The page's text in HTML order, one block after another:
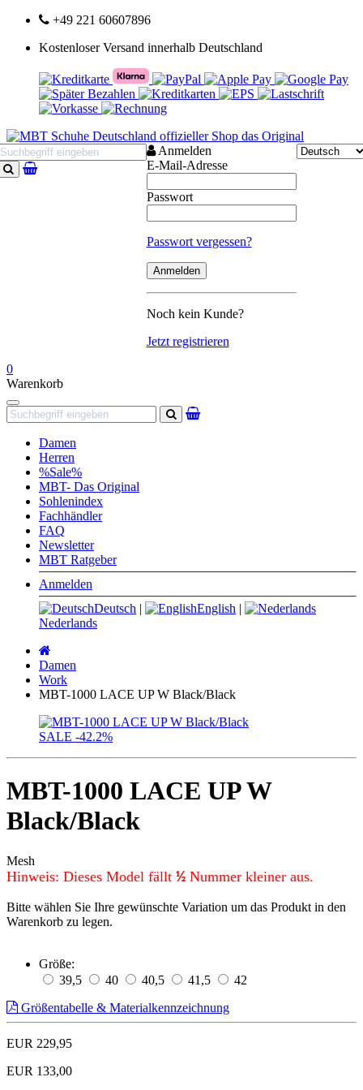
+49 221 60607896
Kostenloser Versand innerhalb Deutschland
Suchen
Anmelden
E-Mail-Adresse
Passwort
Passwort vergessen?
Noch kein Kunde?
Jetzt registrieren
0
Warenkorb
Navigation
Suchen
Damen
Herren
%Sale%
MBT- Das Original
Sohlenindex
Fachhändler
FAQ
Newsletter
MBT Ratgeber
Anmelden
Deutsch | English |
Nederlands
Damen
Work
MBT-1000 LACE UP W Black/Black
SALE -42.2%
MBT-1000 LACE UP W
Black/Black
Mesh
Hinweis: Dieses Model fällt ½ Nummer kleiner aus.
Bitte wählen Sie Ihre gewünschte Variation um das Produkt in den
Warenkorb zu legen.
Größe:
39,5
40 40,5 41,5
42
Größentabelle & Materialkennzeichnung
EUR 229,95
EUR 133,00